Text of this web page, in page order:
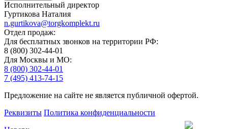
Исполнительный директор
Гуртикова Наталия
n.gurtikova@torgkomplekt.ru
Отдел продаж:
Для бесплатных звонков на территории РФ:
8 (800) 302-44-01
Для Москвы и МО:
8 (800) 302-44-01
7 (495) 413-74-15
Предложение на сайте не является публичной офертой.
Реквизиты Политика конфиденциальности